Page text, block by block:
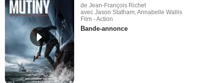
de Jean-François Richet
avec Jason Statham, Annabelle Wallis
Film - Action
Bande-annonce